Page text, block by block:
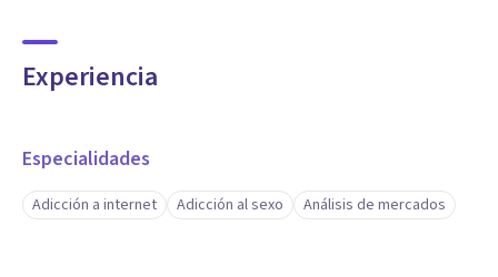
Experiencia
Especialidades
Adicción a internet Adicción al sexo Análisis de mercados